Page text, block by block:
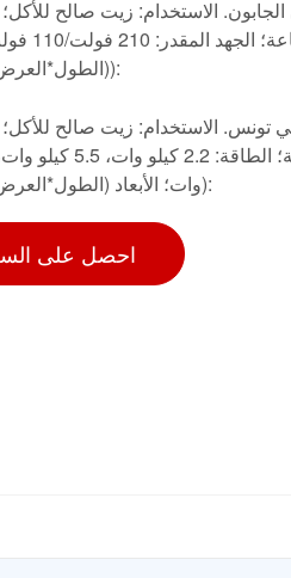
الاستخدام: زيت صالح للأكل؛
تنقية الزيوت الصالحة
(الطول*العرض*الارتفاع):
للأكل 10 50 طن/ساعة في تونس. الاستخدام: زيت صالح
وات؛ الأبعاد (الطول*العرض*الارتفاع):
احصل على